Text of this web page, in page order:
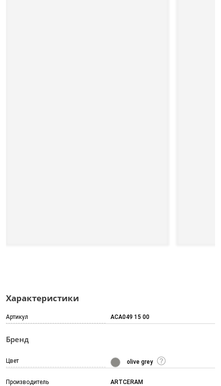
Характеристики
Артикул ACA049 15 00
Бренд
Цвет olive grey
Производитель ARTCERAM